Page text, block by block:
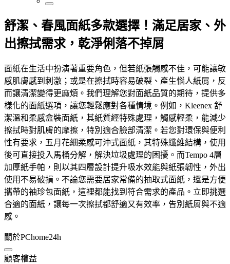
舒潔、春風面紙多款選擇！滿足居家、外
出擦拭需求，乾淨俐落不掉屑
面紙在生活中扮演著重要角色，但若紙張觸感不佳，可能讓敏
感肌膚感到刺激；或是在擦拭時容易破裂、產生惱人紙屑，反
而讓清潔變得更麻煩。我們理解您對面紙品質的期待，提供多
樣化的面紙選項，讓您輕鬆應對各種情境。例如，Kleenex 舒
潔溫和柔感盒裝面紙，其紙質經特殊處理，觸感輕柔，能減少
擦拭時對肌膚的摩擦，特別適合臉部清潔。若您對環保與便利
性有要求，五月花細柔感可沖式面紙，其特殊纖維結構，使用
後可直接投入馬桶分解，解決垃圾處理的困擾。而Tempo 4層
加厚紙手帕，則以其四層設計提升吸水效能與紙張韌性，外出
使用不易破損。不論您需要居家常備的抽取式面紙，還是方便
攜帶的袖珍包面紙，這裡都能找到符合需求的產品。立即挑選
合適的面紙，讓每一次擦拭都舒適又有效率，告別紙屑與不適
感。
關於PChome24h
顧客權益